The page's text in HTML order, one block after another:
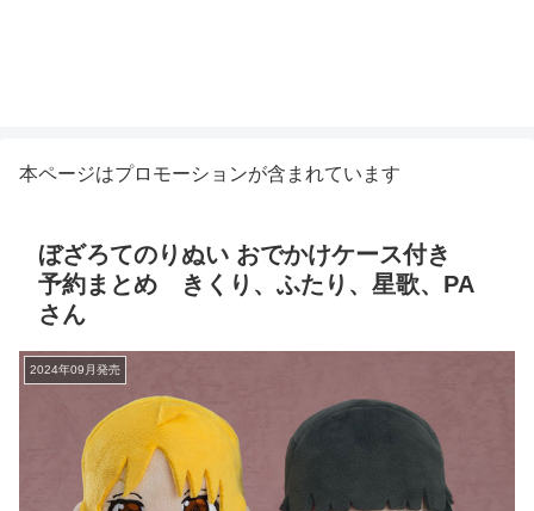
本ページはプロモーションが含まれています
ぼざろてのりぬい おでかけケース付き
予約まとめ きくり、ふたり、星歌、PA
さん
2024年09月発売